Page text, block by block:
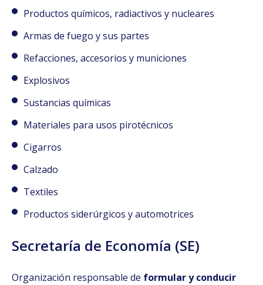
Productos químicos, radiactivos y nucleares
Armas de fuego y sus partes
Refacciones, accesorios y municiones
Explosivos
Sustancias químicas
Materiales para usos pirotécnicos
Cigarros
Calzado
Textiles
Productos siderúrgicos y automotrices
Secretaría de Economía (SE)
Organización responsable de formular y conducir